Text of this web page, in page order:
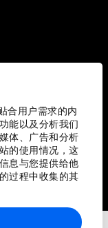
合用户需求的内
能以及分析我们
体、广告和分析
的使用情况，这
息与您提供给他
过程中收集的其